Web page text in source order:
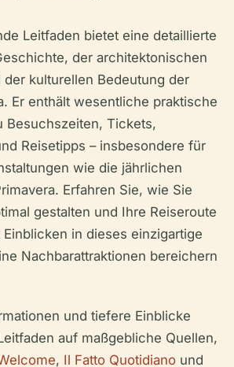
Leitfaden bietet eine detaillierte
der architektonischen
kulturellen Bedeutung der
Er enthält wesentliche praktische
Besuchszeiten, Tickets,
Reisetipps – insbesondere für
wie die jährlichen
Erfahren Sie, wie Sie
gestalten und Ihre Reiseroute
in dieses einzigartige
Nachbarattraktionen bereichern
und tiefere Einblicke
auf maßgebliche Quellen,
, Il Fatto Quotidiano und